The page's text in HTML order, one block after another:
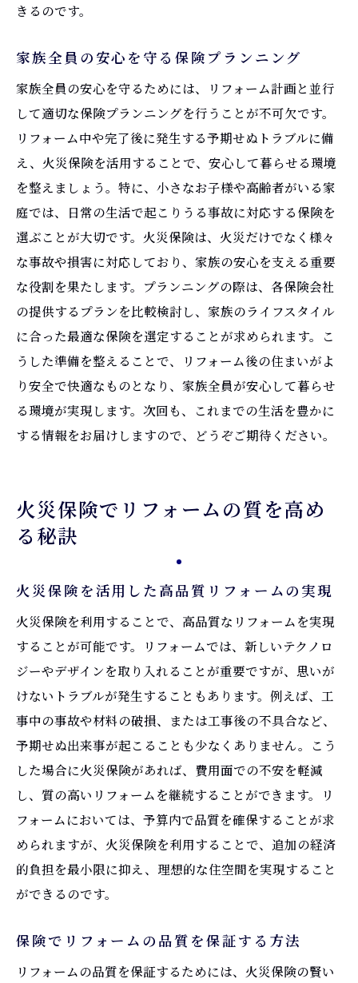
きるのです。
家族全員の安心を守る保険プランニング
家族全員の安心を守るためには、リフォーム計画と並行
して適切な保険プランニングを行うことが不可欠です。
リフォーム中や完了後に発生する予期せぬトラブルに備
え、火災保険を活用することで、安心して暮らせる環境
を整えましょう。特に、小さなお子様や高齢者がいる家
庭では、日常の生活で起こりうる事故に対応する保険を
選ぶことが大切です。火災保険は、火災だけでなく様々
な事故や損害に対応しており、家族の安心を支える重要
な役割を果たします。プランニングの際は、各保険会社
の提供するプランを比較検討し、家族のライフスタイル
に合った最適な保険を選定することが求められます。こ
うした準備を整えることで、リフォーム後の住まいがよ
り安全で快適なものとなり、家族全員が安心して暮らせ
る環境が実現します。次回も、これまでの生活を豊かに
する情報をお届けしますので、どうぞご期待ください。
火災保険でリフォームの質を高め
る秘訣
火災保険を活用した高品質リフォームの実現
火災保険を利用することで、高品質なリフォームを実現
することが可能です。リフォームでは、新しいテクノロ
ジーやデザインを取り入れることが重要ですが、思いが
けないトラブルが発生することもあります。例えば、工
事中の事故や材料の破損、または工事後の不具合など、
予期せぬ出来事が起こることも少なくありません。こう
した場合に火災保険があれば、費用面での不安を軽減
し、質の高いリフォームを継続することができます。リ
フォームにおいては、予算内で品質を確保することが求
められますが、火災保険を利用することで、追加の経済
的負担を最小限に抑え、理想的な住空間を実現すること
ができるのです。
保険でリフォームの品質を保証する方法
リフォームの品質を保証するためには、火災保険の賢い